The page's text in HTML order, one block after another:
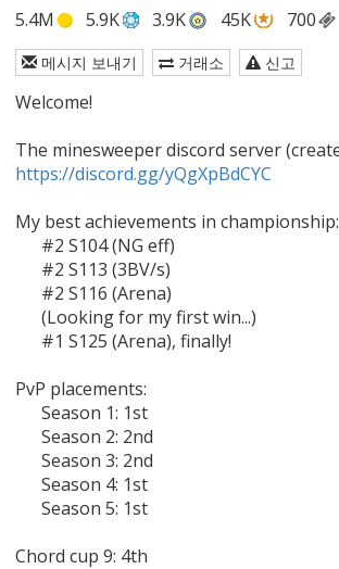
5.4M 5.9K 3.9K 45K 700
메시지 보내기 거래소 신고
Welcome!
https://discord.gg/yQgXpBdCYC
My best achievements in championship:
PvP placements:
Chord cup 9: 4th